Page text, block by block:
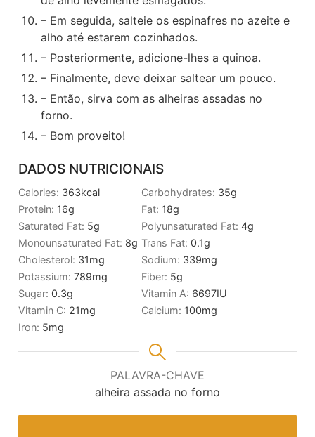
– Em seguida, salteie os espinafres no azeite e
alho até estarem cozinhados.
– Posteriormente, adicione-lhes a quinoa.
– Finalmente, deve deixar saltear um pouco.
– Então, sirva com as alheiras assadas no
forno.
– Bom proveito!
DADOS NUTRICIONAIS
Calories: 363kcal Carbohydrates: 35g
Protein: 16g Fat: 18g
Saturated Fat: 5g Polyunsaturated Fat: 4g
Monounsaturated Fat: 8g Trans Fat: 0.1g
Cholesterol: 31mg Sodium: 339mg
Potassium: 789mg Fiber: 5g
Sugar: 0.3g Vitamin A: 6697IU
Vitamin C: 21mg Calcium: 100mg
Iron: 5mg
PALAVRA-CHAVE
alheira assada no forno